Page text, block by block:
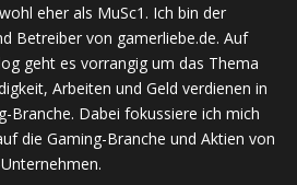
eher als MuSc1. Ich bin der
Betreiber von gamerliebe.de. Auf
geht es vorrangig um das Thema
Arbeiten und Geld verdienen in
Branche. Dabei fokussiere ich mich
die Gaming-Branche und Aktien von